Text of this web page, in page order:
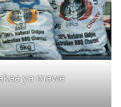
ya mawe